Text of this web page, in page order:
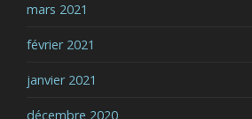
mars 2021
février 2021
janvier 2021
décembre 2020